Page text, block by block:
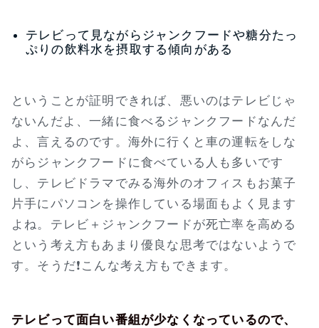
テレビって見ながらジャンクフードや糖分たっ
ぷりの飲料水を摂取する傾向がある
ということが証明できれば、悪いのはテレビじゃ
ないんだよ、一緒に食べるジャンクフードなんだ
よ、言えるのです。海外に行くと車の運転をしな
がらジャンクフードに食べている人も多いです
し、テレビドラマでみる海外のオフィスもお菓子
片手にパソコンを操作している場面もよく見ます
よね。テレビ＋ジャンクフードが死亡率を高める
という考え方もあまり優良な思考ではないようで
す。そうだ❗こんな考え方もできます。
テレビって面白い番組が少なくなっているので、